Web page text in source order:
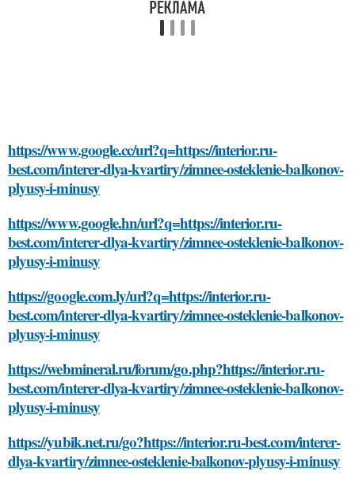
https://www.google.cc/url?q=https://interior.ru-
best.com/interer-dlya-kvartiry/zimnee-osteklenie-balkonov-
plyusy-i-minusy
https://www.google.hn/url?q=https://interior.ru-
best.com/interer-dlya-kvartiry/zimnee-osteklenie-balkonov-
plyusy-i-minusy
https://google.com.ly/url?q=https://interior.ru-
best.com/interer-dlya-kvartiry/zimnee-osteklenie-balkonov-
plyusy-i-minusy
https://webmineral.ru/forum/go.php?https://interior.ru-
best.com/interer-dlya-kvartiry/zimnee-osteklenie-balkonov-
plyusy-i-minusy
https://yubik.net.ru/go?https://interior.ru-best.com/interer-
dlya-kvartiry/zimnee-osteklenie-balkonov-plyusy-i-minusy